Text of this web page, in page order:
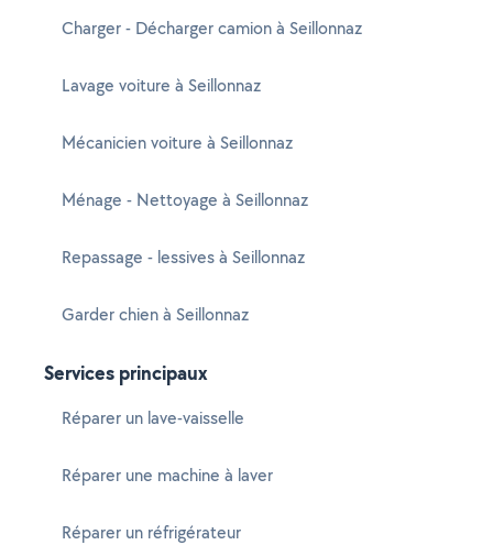
Charger - Décharger camion à Seillonnaz
Lavage voiture à Seillonnaz
Mécanicien voiture à Seillonnaz
Ménage - Nettoyage à Seillonnaz
Repassage - lessives à Seillonnaz
Garder chien à Seillonnaz
Services principaux
Réparer un lave-vaisselle
Réparer une machine à laver
Réparer un réfrigérateur